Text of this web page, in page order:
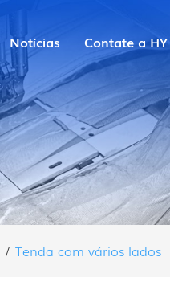
Notícias Contate a HY
/ Tenda com vários lados